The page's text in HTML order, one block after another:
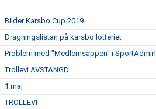
Bilder Karsbo Cup 2019
Dragningslistan på karsbo lotteriet
Problem med "Medlemsappen" i SportAdmin
Trollevi AVSTÄNGD
1 maj
TROLLEVI